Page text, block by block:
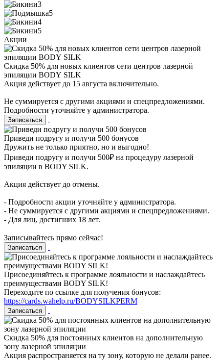
Акции
Скидка 50% для новых клиентов сети центров лазерной
эпиляции BODY SILK
Акция действует до 15 августа включительно.
Не суммируется с другими акциями и спецпредложениями.
Подробности уточняйте у администратора.
Записаться
Приведи подругу и получи 500 бонусов
Дружить не только приятно, но и выгодно!
Приведи подругу и получи 500₽ на процедуру лазерной
эпиляции в BODY SILK.
Акция действует до отмены.
- Подробности акции уточняйте у администратора.
- Не суммируется с другими акциями и спецпредложениями.
- Для лиц, достигших 18 лет.
Записывайтесь прямо сейчас!
Записаться
Присоединяйтесь к программе лояльности и наслаждайтесь
преимуществами BODY SILK!
Переходите по ссылке для получения бонусов:
https://cards.wahelp.ru/BODYSILKPERM
Записаться
Cкидка 50% для постоянных клиентов на дополнительную
зону лазерной эпиляции
Акция распространяется на ту зону, которую не делали ранее.